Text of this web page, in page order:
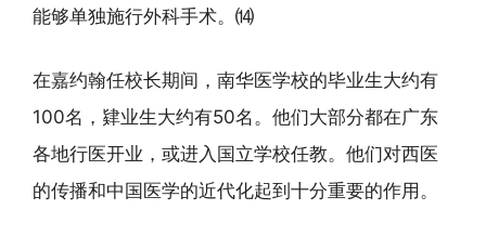
能够单独施行外科手术。⒁
在嘉约翰任校长期间，南华医学校的毕业生大约有
100名，肄业生大约有50名。他们大部分都在广东
各地行医开业，或进入国立学校任教。他们对西医
的传播和中国医学的近代化起到十分重要的作用。